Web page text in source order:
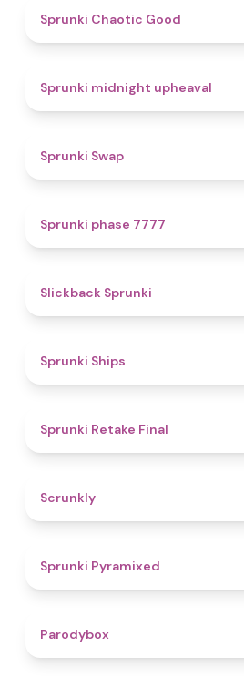
Sprunki Chaotic Good
Sprunki midnight upheaval
Sprunki Swap
Sprunki phase 7777
Slickback Sprunki
Sprunki Ships
Sprunki Retake Final
Scrunkly
Sprunki Pyramixed
Parodybox